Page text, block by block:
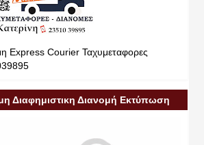
Express Courier Ταχυμεταφορες
Διαφημιστικη Διανομή Εκτύπωση